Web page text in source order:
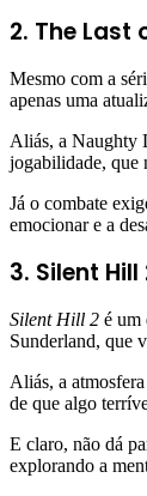
2. The Last
Mesmo com a
apenas uma
Aliás, a Naughty
jogabilidade, que
Já o combate
emocionar e a
3. Silent Hill
Silent Hill 2 é um
Sunderland, que
Aliás, a
de que algo
E claro, não dá
explorando a